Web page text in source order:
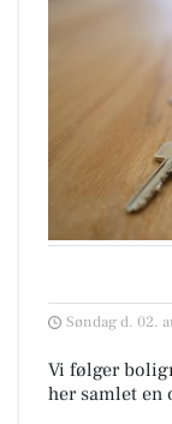
Søndag d. 02.
Vi følger
her samlet en